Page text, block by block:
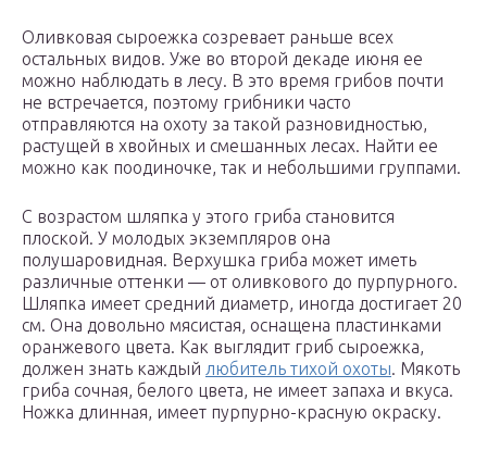
Оливковая сыроежка созревает раньше всех
остальных видов. Уже во второй декаде июня ее
можно наблюдать в лесу. В это время грибов почти
не встречается, поэтому грибники часто
отправляются на охоту за такой разновидностью,
растущей в хвойных и смешанных лесах. Найти ее
можно как поодиночке, так и небольшими группами.
С возрастом шляпка у этого гриба становится
плоской. У молодых экземпляров она
полушаровидная. Верхушка гриба может иметь
различные оттенки — от оливкового до пурпурного.
Шляпка имеет средний диаметр, иногда достигает 20
см. Она довольно мясистая, оснащена пластинками
оранжевого цвета. Как выглядит гриб сыроежка,
должен знать каждый любитель тихой охоты. Мякоть
гриба сочная, белого цвета, не имеет запаха и вкуса.
Ножка длинная, имеет пурпурно-красную окраску.